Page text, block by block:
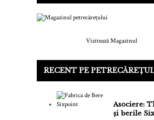
Vizitează Magazinul
RECENT PE
Asociere:
și berile